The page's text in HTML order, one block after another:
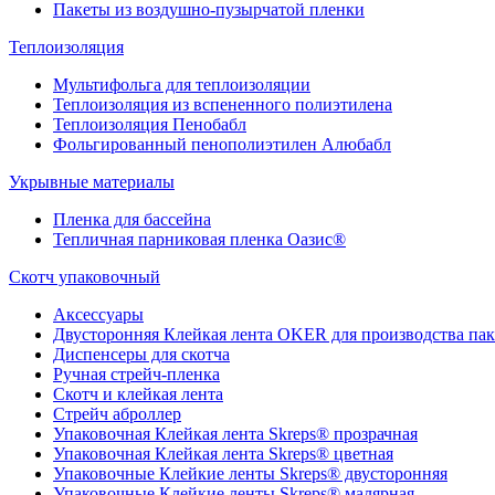
Пакеты из воздушно-пузырчатой пленки
Теплоизоляция
Мультифольга для теплоизоляции
Теплоизоляция из вспененного полиэтилена
Теплоизоляция Пенобабл
Фольгированный пенополиэтилен Алюбабл
Укрывные материалы
Пленка для бассейна
Тепличная парниковая пленка Оазис®
Скотч упаковочный
Аксессуары
Двусторонняя Клейкая лента OKER для производства
Диспенсеры для скотча
Ручная стрейч-пленка
Скотч и клейкая лента
Стрейч аброллер
Упаковочная Клейкая лента Skreps® прозрачная
Упаковочная Клейкая лента Skreps® цветная
Упаковочные Клейкие ленты Skreps® двусторонняя